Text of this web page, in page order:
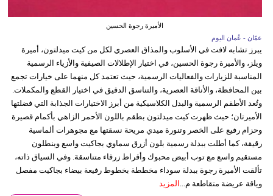
الأميرة رجوة الحسين
عمّان - عُمان اليوم
يبرز تشابه لافت في الأسلوب والمذاق العصري لكل من كيت ميدلتون، أميرة
ويلز، والأميرة رجوة الحسين، في اختيار الإطلالات الصيفية والأزياء الرسمية
المناسبة للزيارات والفعاليات الرسمية، حيث تعتمد كل منهما على خيارات تجمع
بين المحافظة، والأناقة العصرية، والتناسق الدقيق في اختيار القطع والمكملات.
وتُعد الأطقم الرسمية والبدل الكلاسيكية من أبرز الاختيارات الجذابة التي فضلتها
الأميرتان؛ حيث ظهرت كيت ميدلتون بطقم باللون الأحمر الزاهي بأكمام قصيرة
وحزام رفيع على الخصر وتنورة ميدي مريحة نسقتها مع مجوهرات ألماسية
رقيقة، كما أطلت ببدلة رسمية بلون أزرق سماوي بجاكيت واسع وبنطلون
مستقيم واسع مع توب أبيض محبوك وأقراط زرقاء متناسقة. وفي السياق ذاته،
تألقت الأميرة رجوة ببدلة سوداء مخططة بخطوط رفيعة بيضاء بجاكيت مفصل
وياقة عريضة متقاطعة م...
المزيد